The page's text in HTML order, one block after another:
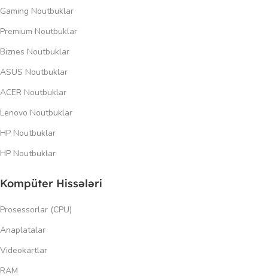
Gaming Noutbuklar
Premium Noutbuklar
Biznes Noutbuklar
ASUS Noutbuklar
ACER Noutbuklar
Lenovo Noutbuklar
HP Noutbuklar
HP Noutbuklar
Kompüter Hissələri
Prosessorlar (CPU)
Anaplatalar
Videokartlar
RAM